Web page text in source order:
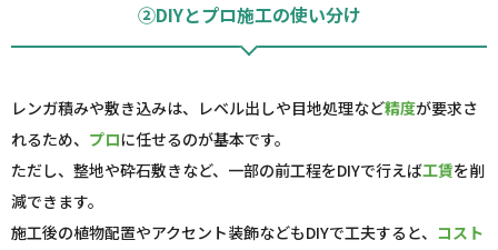
②DIYとプロ施工の使い分け
レンガ積みや敷き込みは、レベル出しや目地処理など精度が要求さ
れるため、 プロに任せるのが基本です。
ただし、整地や砕石敷きなど、一部の前工程をDIYで行えば工賃を削
減できます。
施工後の植物配置やアクセント装飾などもDIYで工夫すると、 コスト